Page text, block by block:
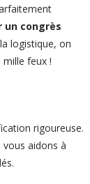
un congrès
logistique, on
feux !
rigoureuse.
aidons à